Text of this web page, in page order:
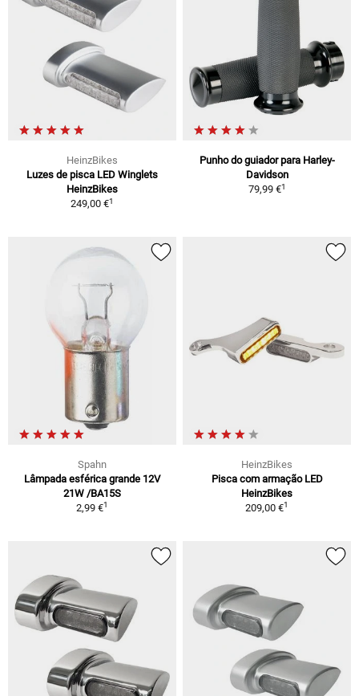
HeinzBikes
Luzes de pisca LED Winglets
HeinzBikes
249,00 €1
Punho do guiador para Harley-
Davidson
79,99 €1
Spahn
Lâmpada esférica grande 12V
21W /BA15S
2,99 €1
HeinzBikes
Pisca com armação LED
HeinzBikes
209,00 €1